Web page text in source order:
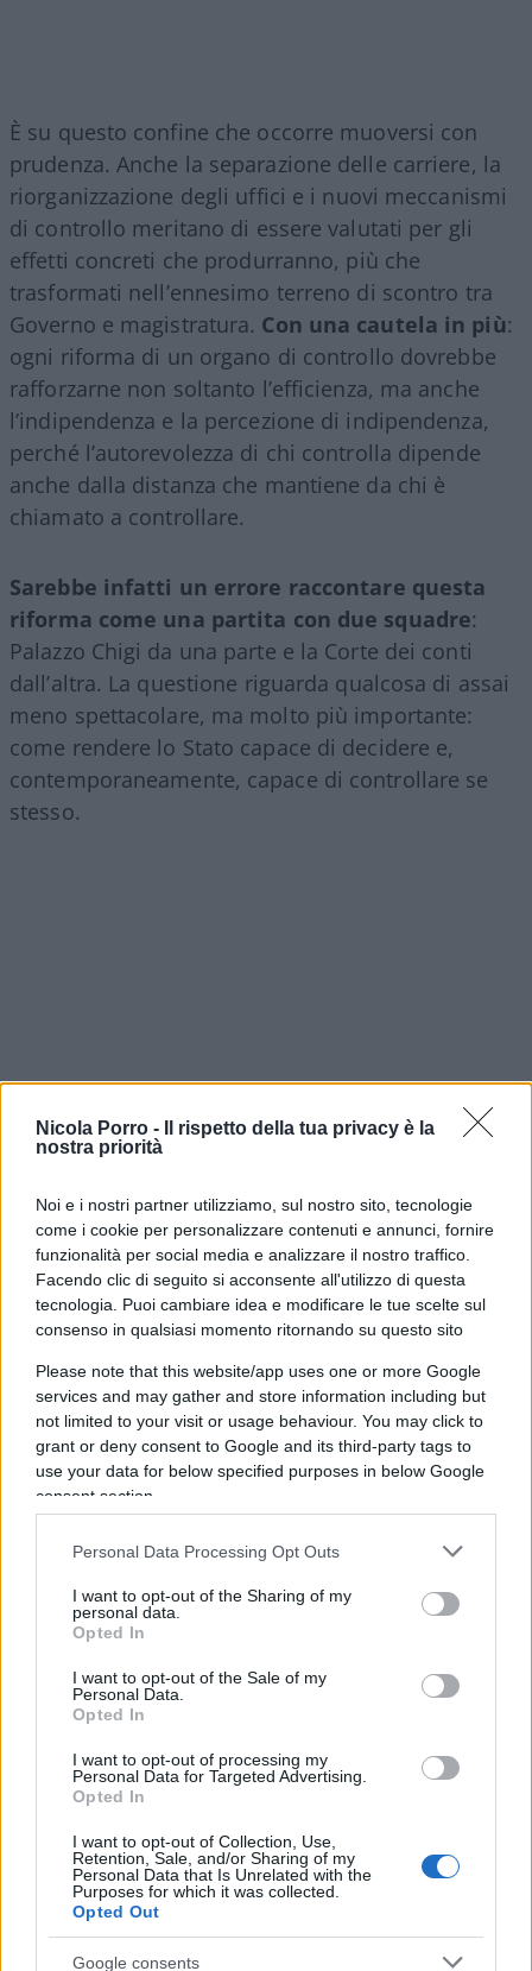
Nicola Porro -
Il rispetto della tua privacy è la
nostra priorità
Noi e i nostri partner utilizziamo, sul nostro sito, tecnologie
come i cookie per personalizzare contenuti e annunci, fornire
funzionalità per social media e analizzare il nostro traffico.
Facendo clic di seguito si acconsente all'utilizzo di questa
tecnologia. Puoi cambiare idea e modificare le tue scelte sul
consenso in qualsiasi momento ritornando su questo sito
Please note that this website/app uses one or more Google
services and may gather and store information including but
not limited to your visit or usage behaviour. You may click to
grant or deny consent to Google and its third-party tags to
use your data for below specified purposes in below Google
consent section.
Personal Data Processing Opt Outs
I want to opt-out of the Sharing of my
personal data.
Opted In
I want to opt-out of the Sale of my
Personal Data.
Opted In
I want to opt-out of processing my
Personal Data for Targeted Advertising.
Opted In
I want to opt-out of Collection, Use,
Retention, Sale, and/or Sharing of my
Personal Data that Is Unrelated with the
Purposes for which it was collected.
Opted Out
Google consents
È su questo confine che occorre muoversi con
prudenza. Anche la separazione delle carriere, la
riorganizzazione degli uffici e i nuovi meccanismi
di controllo meritano di essere valutati per gli
effetti concreti che produrranno, più che
trasformati nell’ennesimo terreno di scontro tra
Governo e magistratura. Con una cautela in più:
ogni riforma di un organo di controllo dovrebbe
rafforzarne non soltanto l’efficienza, ma anche
l’indipendenza e la percezione di indipendenza,
perché l’autorevolezza di chi controlla dipende
anche dalla distanza che mantiene da chi è
chiamato a controllare.
Sarebbe infatti un errore raccontare questa
riforma come una partita con due squadre:
Palazzo Chigi da una parte e la Corte dei conti
dall’altra. La questione riguarda qualcosa di assai
meno spettacolare, ma molto più importante:
come rendere lo Stato capace di decidere e,
contemporaneamente, capace di controllare se
stesso.
Forse è proprio questa l’occasione che resta
ancora da cogliere.Fare della Corte non un
ostacolo all’amministrazione, ma una
moderna infrastruttura della buona
amministrazione : più veloce nei giudizi, più forte
nell’analisi dei dati, più chiara nel distinguere
l’errore dall’illecito e più comprensibile persino ai
cittadini.
Perché chi amministra in buona fede deve poter
firmare senza paura.
Ma chi paga le tasse deve
che qualcuno continua a controllare come
vengono spesi i suoi soldi. Machiavelli,
probabilmente, avrebbe capito anche questo.